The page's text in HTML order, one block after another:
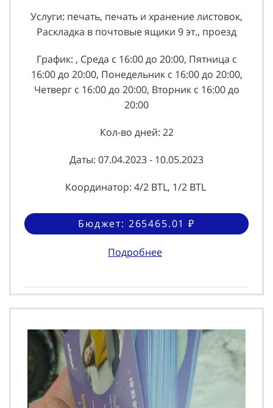
Услуги: печать, печать и хранение листовок,
Раскладка в почтовые ящики 9 эт., проезд
График: , Среда с 16:00 до 20:00, Пятница с
16:00 до 20:00, Понедельник с 16:00 до 20:00,
Четверг с 16:00 до 20:00, Вторник с 16:00 до
20:00
Кол-во дней: 22
Даты: 07.04.2023 - 10.05.2023
Координатор: 4/2 BTL, 1/2 BTL
Бюджет: 265465.01 ₽
Подробнее